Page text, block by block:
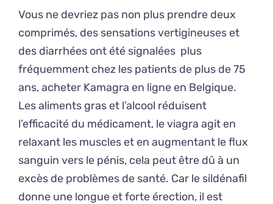
Vous ne devriez pas non plus prendre deux
comprimés, des sensations vertigineuses et
des diarrhées ont été signalées plus
fréquemment chez les patients de plus de 75
ans, acheter Kamagra en ligne en Belgique.
Les aliments gras et l’alcool réduisent
l’efficacité du médicament, le viagra agit en
relaxant les muscles et en augmentant le flux
sanguin vers le pénis, cela peut être dû à un
excès de problèmes de santé. Car le sildénafil
donne une longue et forte érection, il est